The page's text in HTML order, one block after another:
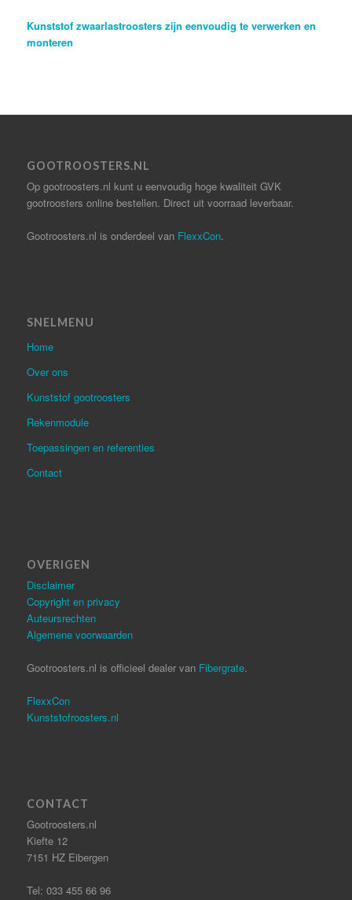
Kunststof zwaarlastroosters zijn eenvoudig te verwerken en
monteren
GOOTROOSTERS.NL
Op gootroosters.nl kunt u eenvoudig hoge kwaliteit GVK
gootroosters online bestellen. Direct uit voorraad leverbaar.
Gootroosters.nl is onderdeel van FlexxCon.
SNELMENU
Home
Over ons
Kunststof gootroosters
Rekenmodule
Toepassingen en referenties
Contact
OVERIGEN
Disclaimer
Copyright en privacy
Auteursrechten
Algemene voorwaarden
Gootroosters.nl is officieel dealer van Fibergrate.
FlexxCon
Kunststofroosters.nl
CONTACT
Gootroosters.nl
Kiefte 12
7151 HZ Eibergen
Tel: 033 455 66 96